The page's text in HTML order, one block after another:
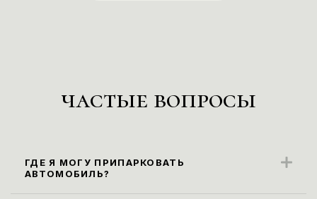
частые вопросы
ГДЕ Я МОГУ ПРИПАРКОВАТЬ
АВТОМОБИЛЬ?